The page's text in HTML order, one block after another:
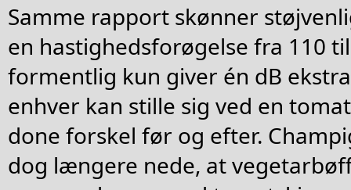
Samme rapport skønner
en hastighedsforøgelse fra 110
formentlig kun giver én dB
enhver kan stille sig ved en
done forskel før og efter.
dog længere nede, at